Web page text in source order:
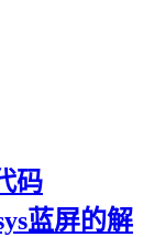
码
蓝屏的解